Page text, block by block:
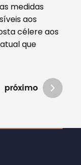
medidas
aos
célere aos
que
próximo